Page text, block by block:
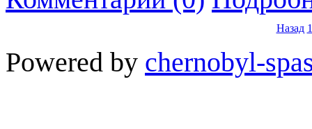
Назад 1
Powered by chernobyl-